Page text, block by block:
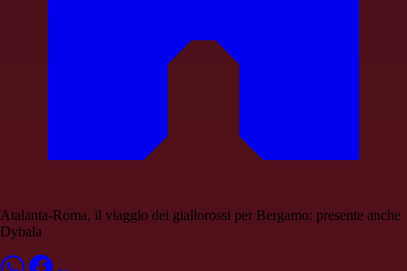
Atalanta-Roma, il viaggio dei giallorossi per Bergamo: presente anche
Dybala